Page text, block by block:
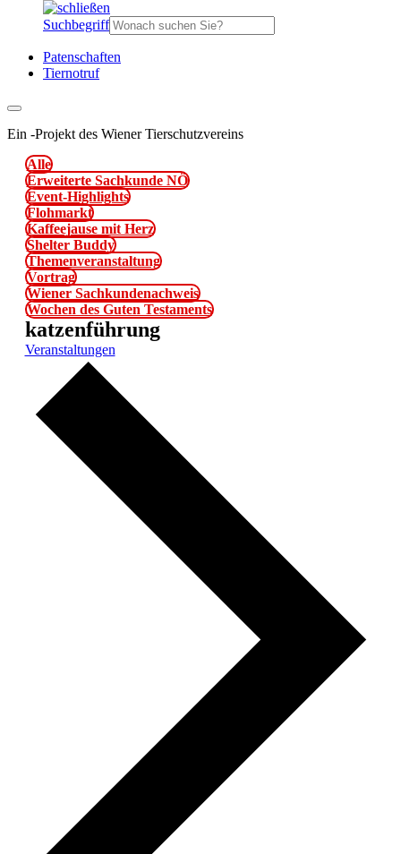
Suchbegriff
Patenschaften
Tiernotruf
Ein -Projekt des Wiener Tierschutzvereins
Alle
Erweiterte Sachkunde NÖ
Event-Highlights
Flohmarkt
Kaffeejause mit Herz
Shelter Buddy
Themenveranstaltung
Vortrag
Wiener Sachkundenachweis
Wochen des Guten Testaments
katzenführung
Veranstaltungen